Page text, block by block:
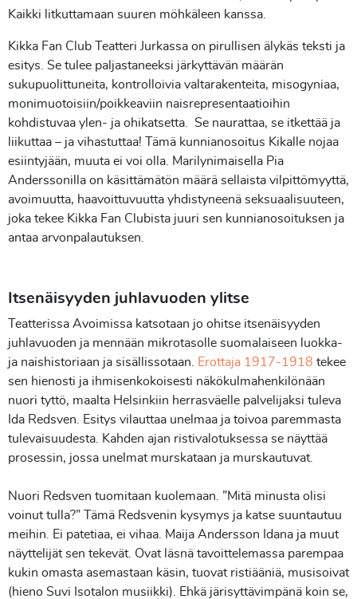
Kaikki litkuttamaan suuren möhkäleen kanssa.
Kikka Fan Club Teatteri Jurkassa on pirullisen älykäs teksti ja
esitys. Se tulee paljastaneeksi järkyttävän määrän
sukupuolittuneita, kontrolloivia valtarakenteita, misogyniaa,
monimuotoisiin/poikkeaviin naisrepresentaatioihin
kohdistuvaa ylen- ja ohikatsetta. Se naurattaa, se itkettää ja
liikuttaa – ja vihastuttaa! Tämä kunnianosoitus Kikalle nojaa
esiintyjään, muuta ei voi olla. Marilynimaisella Pia
Anderssonilla on käsittämätön määrä sellaista vilpittömyyttä,
avoimuutta, haavoittuvuutta yhdistyneenä seksuaalisuuteen,
joka tekee Kikka Fan Clubista juuri sen kunnianosoituksen ja
antaa arvonpalautuksen.
Itsenäisyyden juhlavuoden ylitse
Teatterissa Avoimissa katsotaan jo ohitse itsenäisyyden
juhlavuoden ja mennään mikrotasolle suomalaiseen luokka-
ja naishistoriaan ja sisällissotaan.
Erottaja 1917-1918 tekee
sen hienosti ja ihmisenkokoisesti näkökulmahenkilönään
nuori tyttö, maalta Helsinkiin herrasväelle palvelijaksi tuleva
Ida Redsven. Esitys vilauttaa unelmaa ja toivoa paremmasta
tulevaisuudesta. Kahden ajan ristivalotuksessa se näyttää
prosessin, jossa unelmat murskataan ja murskautuvat.
Nuori Redsven tuomitaan kuolemaan. ”Mitä minusta olisi
voinut tulla?” Tämä Redsvenin kysymys ja katse suuntautuu
meihin. Ei patetiaa, ei vihaa. Maija Andersson Idana ja muut
näyttelijät sen tekevät. Ovat läsnä tavoittelemassa parempaa
kukin omasta asemastaan käsin, tuovat ristiääniä, musisoivat
(hieno Suvi Isotalon musiikki). Ehkä järisyttävimpänä koin se,